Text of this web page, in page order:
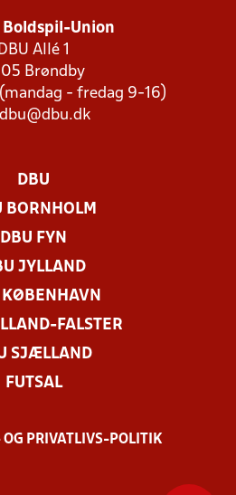
Boldspil-Union
DBU Allé 1
Brøndby
- fredag 9-16)
dbu@dbu.dk
DBU
BORNHOLM
DBU FYN
JYLLAND
KØBENHAVN
FALSTER
SJÆLLAND
FUTSAL
OG PRIVATLIVS-POLITIK